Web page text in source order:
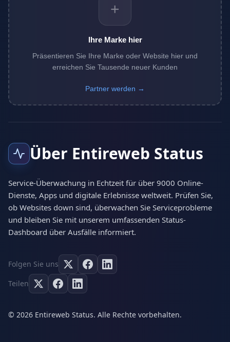
+
Ihre Marke hier
Präsentieren Sie Ihre Marke oder Website hier und
erreichen Sie Tausende neuer Kunden
Partner werden →
Über Entireweb Status
Service-Überwachung in Echtzeit für über 9000 Online-
Dienste, Apps und digitale Erlebnisse weltweit. Prüfen Sie,
ob Websites down sind, überwachen Sie Serviceprobleme
und bleiben Sie mit unserem umfassenden Status-
Dashboard über Ausfälle informiert.
Folgen Sie uns
Teilen
© 2026 Entireweb Status. Alle Rechte vorbehalten.